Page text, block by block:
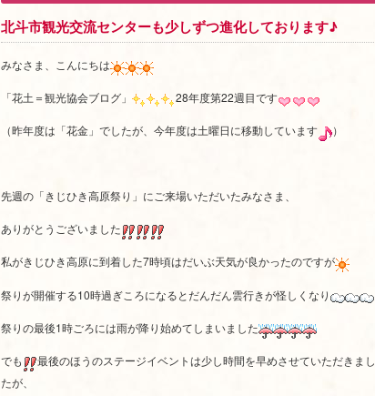
北斗市観光交流センターも少しずつ進化しております♪
みなさま、こんにちは
「花土＝観光協会ブログ」 28年度第22週目です
（昨年度は「花金」でしたが、今年度は土曜日に移動しています ）
先週の「きじひき高原祭り」にご来場いただいたみなさま、
ありがとうございました
私がきじひき高原に到着した7時頃はだいぶ天気が良かったのですが
祭りが開催する10時過ぎころになるとだんだん雲行きが怪しくなり
祭りの最後1時ごろには雨が降り始めてしまいました
でも
最後のほうのステージイベントは少し時間を早めさせていただきまし
たが、